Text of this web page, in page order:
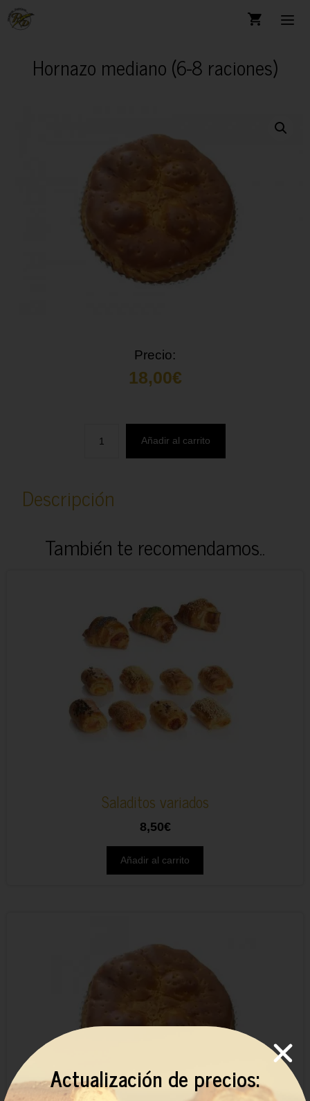
Hornazo mediano (6-8 raciones)
Precio:
18,00€
Añadir al carrito
Descripción
También te recomendamos..
Saladitos variados
8,50€
Añadir al carrito
Actualización de precios: